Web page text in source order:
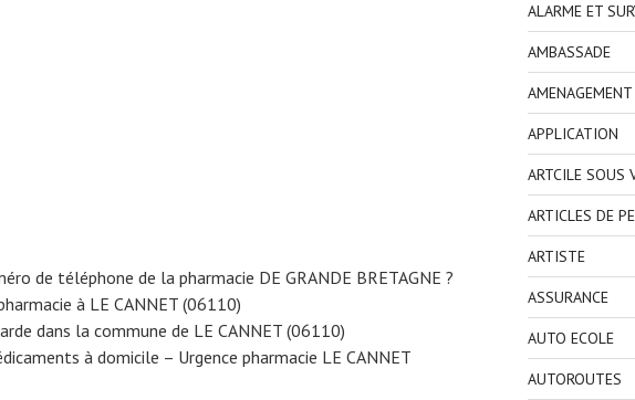
de téléphone de la pharmacie DE GRANDE BRETAGNE ?
à LE CANNET (06110)
dans la commune de LE CANNET (06110)
à domicile – Urgence pharmacie LE CANNET
ALARME ET
AMBASSADE
APPLICATION
ARTCILE SOUS
ARTICLES DE
ARTISTE
ASSURANCE
AUTO ECOLE
AUTOROUTES